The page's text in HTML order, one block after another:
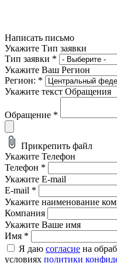
Написать письмо
Укажите Тип заявки
Тип заявки *
Укажите Ваш Регион
Регион: *
Укажите текст Обращения
Обращение *
Прикрепить файл
Укажите Телефон
Телефон *
Укажите E-mail
E-mail *
Укажите наименование
Компания
Укажите Ваше имя
Имя *
Я даю согласие на
условиях политики